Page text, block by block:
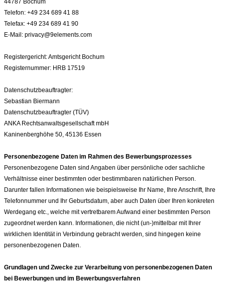
44787 Bochum
Telefon: +49 234 689 41 88
Telefax: +49 234 689 41 90
E-Mail: privacy@9elements.com
Registergericht: Amtsgericht Bochum
Registernummer: HRB 17519
Datenschutzbeauftragter:
Sebastian Biermann
Datenschutzbeauftragter (TÜV)
ANKA Rechtsanwaltsgesellschaft mbH
Kaninenberghöhe 50, 45136 Essen
Personenbezogene Daten im Rahmen des Bewerbungsprozesses
Personenbezogene Daten sind Angaben über persönliche oder sachliche
Verhältnisse einer bestimmten oder bestimmbaren natürlichen Person.
Darunter fallen Informationen wie beispielsweise Ihr Name, Ihre Anschrift, Ihre
Telefonnummer und Ihr Geburtsdatum, aber auch Daten über Ihren konkreten
Werdegang etc., welche mit vertretbarem Aufwand einer bestimmten Person
zugeordnet werden kann. Informationen, die nicht (un-)mittelbar mit Ihrer
wirklichen Identität in Verbindung gebracht werden, sind hingegen keine
personenbezogenen Daten.
Grundlagen und Zwecke zur Verarbeitung von personenbezogenen Daten
bei Bewerbungen und im Bewerbungsverfahren